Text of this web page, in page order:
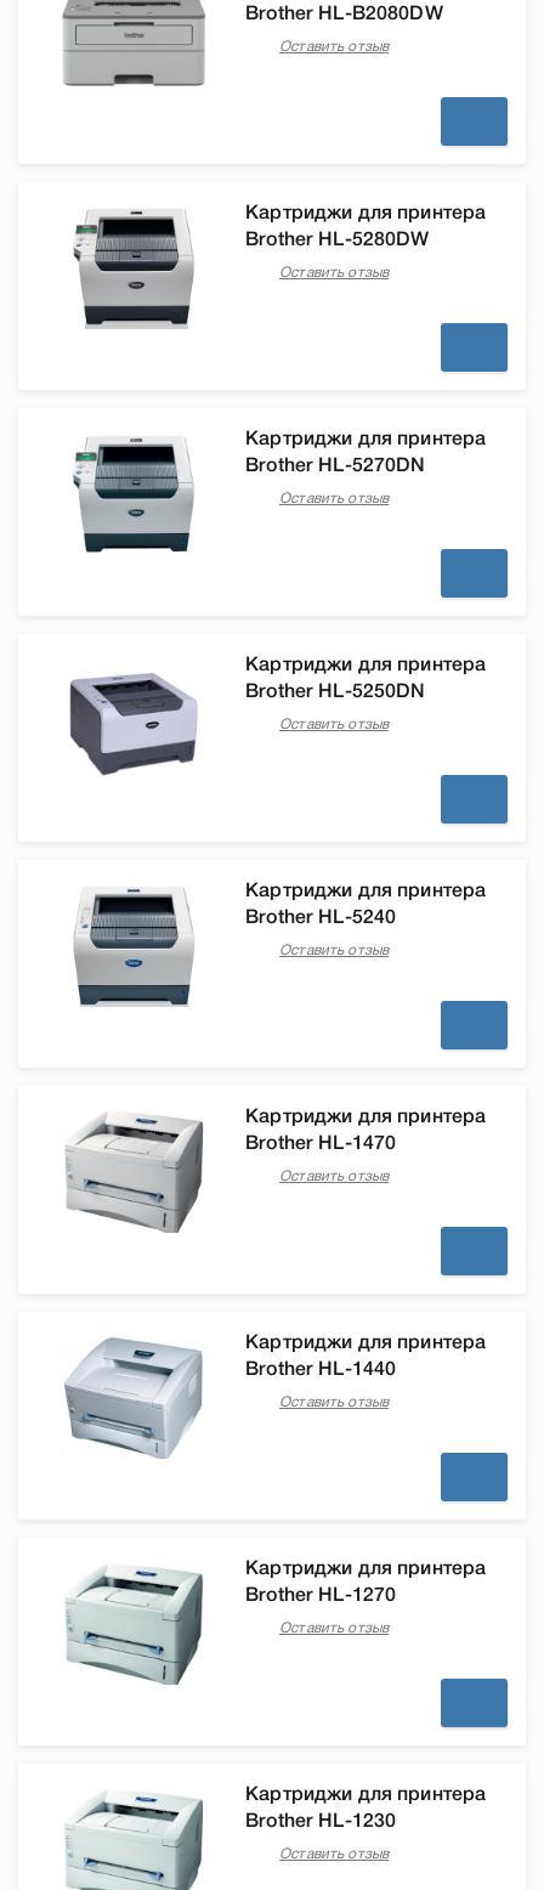
Brother HL-B2080DW
Оставить отзыв
Картриджи для принтера
Brother HL-5280DW
Оставить отзыв
Картриджи для принтера
Brother HL-5270DN
Оставить отзыв
Картриджи для принтера
Brother HL-5250DN
Оставить отзыв
Картриджи для принтера
Brother HL-5240
Оставить отзыв
Картриджи для принтера
Brother HL-1470
Оставить отзыв
Картриджи для принтера
Brother HL-1440
Оставить отзыв
Картриджи для принтера
Brother HL-1270
Оставить отзыв
Картриджи для принтера
Brother HL-1230
Оставить отзыв